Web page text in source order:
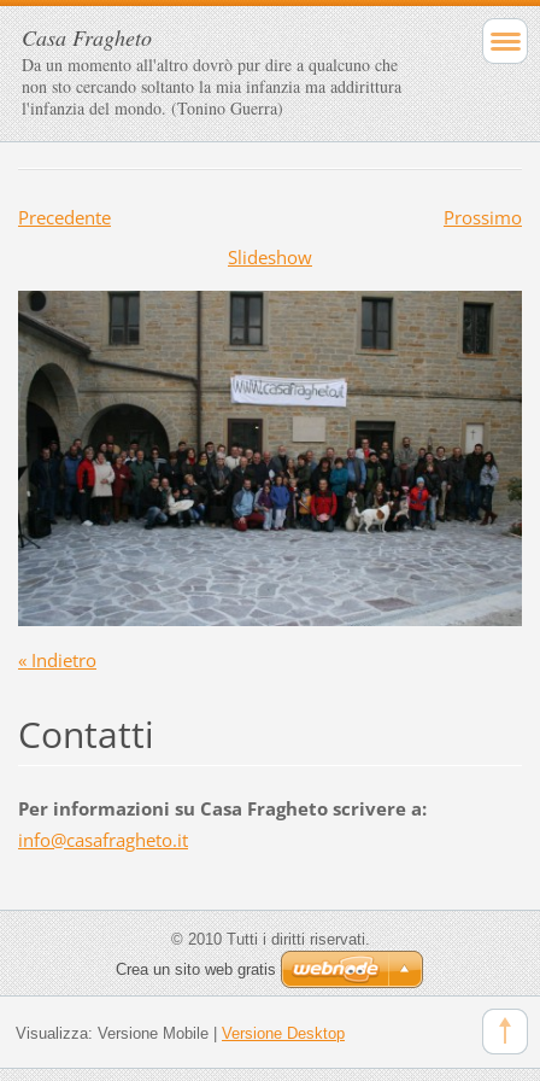
Casa Fragheto
Da un momento all'altro dovrò pur dire a qualcuno che
non sto cercando soltanto la mia infanzia ma addirittura
l'infanzia del mondo. (Tonino Guerra)
Precedente
Prossimo
Slideshow
« Indietro
Contatti
Per informazioni su Casa Fragheto scrivere a:
info@casafragheto.it
© 2010 Tutti i diritti riservati.
Crea un sito web gratis
Visualizza: Versione Mobile| Versione Desktop